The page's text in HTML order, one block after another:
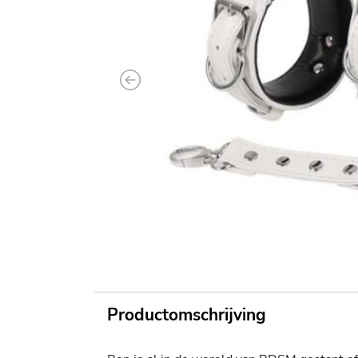
Previous
Productomschrijving